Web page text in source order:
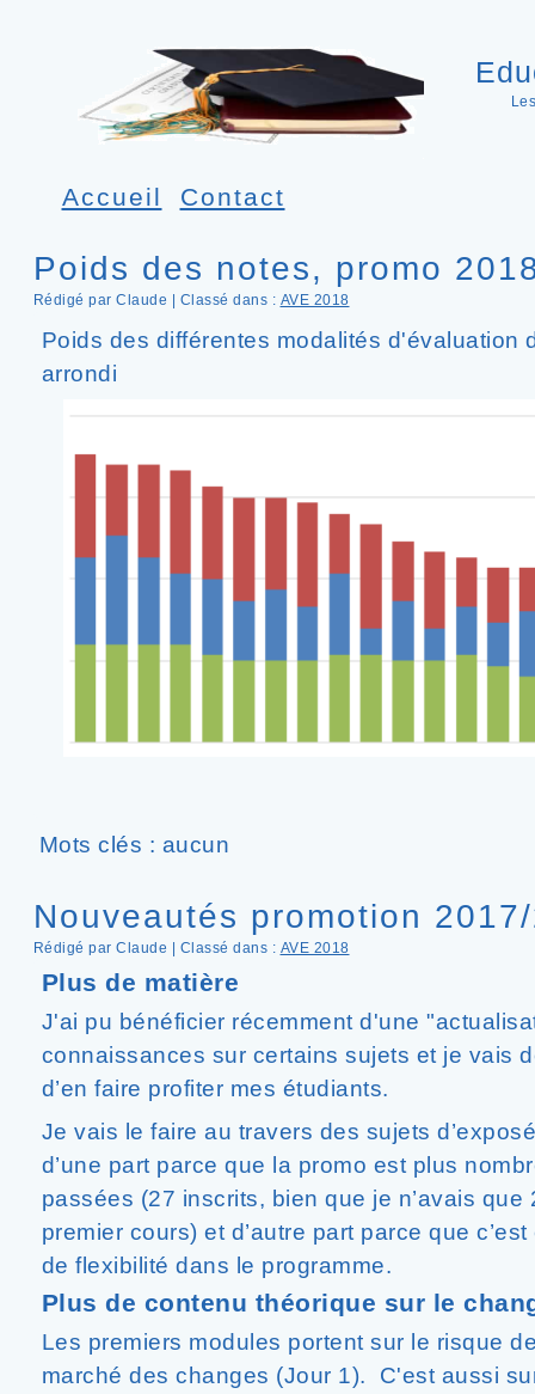
Accueil Contact
Poids des notes, promo
Rédigé par Claude | Classé dans : AVE 2018
Poids des différentes modalités d'évaluation
arrondi
Mots clés : aucun
Nouveautés promotion
Rédigé par Claude | Classé dans : AVE 2018
Plus de matière
J'ai pu bénéficier récemment d'une
connaissances sur certains sujets et je vais
d’en faire profiter mes étudiants.
Je vais le faire au travers des sujets
d’une part parce que la promo est plus
passées (27 inscrits, bien que je n’avais
premier cours) et d’autre part parce que
de flexibilité dans le programme.
Plus de contenu théorique sur le
Les premiers modules portent sur le risque
marché des changes (Jour 1). C'est aussi